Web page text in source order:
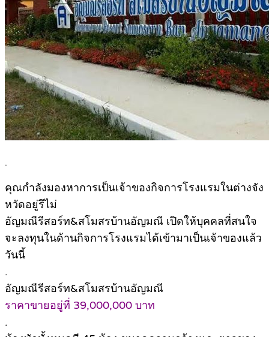
.
คุณกำลังมองหาการเป็นเจ้าของกิจการโรงแรมในต่างจัง
หวัดอยู่รึไม่
อัญมณีรีสอร์ท&สโมสรบ้านอัญมณี เปิดให้บุคคลที่สนใจ
จะลงทุนในด้านกิจการโรงแรมได้เข้ามาเป็นเจ้าของแล้ว
วันนี้
.
อัญมณีรีสอร์ท&สโมสรบ้านอัญมณี
ราคาขายอยู่ที่ 39,000,000 บาท
.